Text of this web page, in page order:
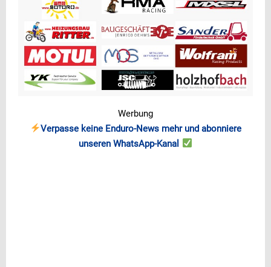
Werbung
Verpasse keine Enduro-News mehr und abonniere
unseren WhatsApp-Kanal